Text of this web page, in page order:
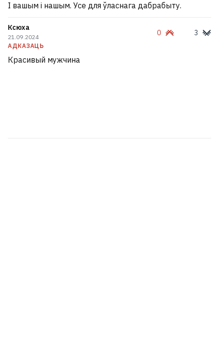
І вашым і нашым. Усе для ўласнага дабрабыту.
Ксюха
21.09.2024
АДКАЗАЦЬ
0 3
Красивый мужчина